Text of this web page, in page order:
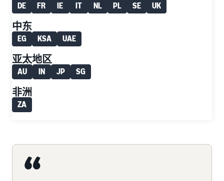
DE FR IE IT NL PL SE UK
中东
EG KSA UAE
亚太地区
AU IN JP SG
非洲
ZA